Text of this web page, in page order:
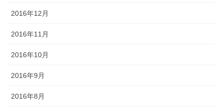
2016年12月
2016年11月
2016年10月
2016年9月
2016年8月